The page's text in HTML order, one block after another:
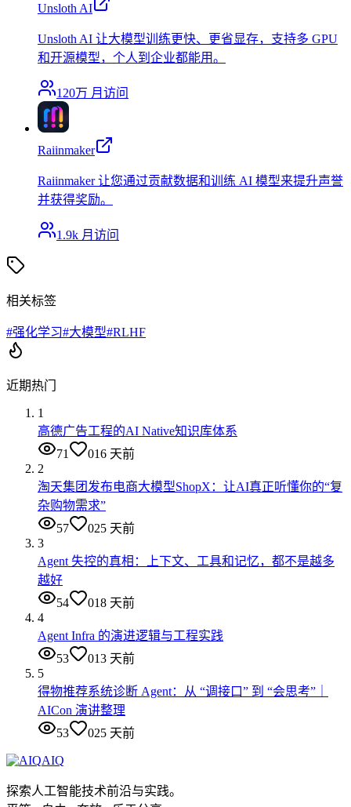
Unsloth AI
Unsloth AI 让大模型训练更快、更省显存，支持多 GPU
和开源模型，个人到企业都能用。
120万 月访问
Raiinmaker
Raiinmaker 让您通过贡献数据和训练 AI 模型来提升声誉
并获得奖励。
1.9k 月访问
相关标签
#强化学习#大模型#RLHF
近期热门
1
高德广告工程的AI Native知识库体系
71
016 天前
2
淘天集团发布电商大模型ShopX：让AI真正听懂你的“复
杂购物需求”
57
025 天前
3
Agent 失控的真相：上下文、工具和记忆，都不是越多
越好
54
018 天前
4
Agent Infra 的演进逻辑与工程实践
53
013 天前
5
得物推荐系统诊断 Agent：从 “调接口” 到 “会思考”｜
AICon 演讲整理
53
025 天前
AIQ
探索人工智能技术前沿与实践。